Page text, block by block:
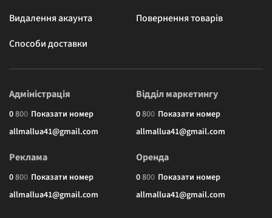
Видалення акаунта
Повернення товарів
Способи доставки
Адміністрація
0800 Показати номер
allmallua41@gmail.com
Відділ маркетингу
0800 Показати номер
allmallua41@gmail.com
Реклама
0800 Показати номер
allmallua41@gmail.com
Оренда
0800 Показати номер
allmallua41@gmail.com